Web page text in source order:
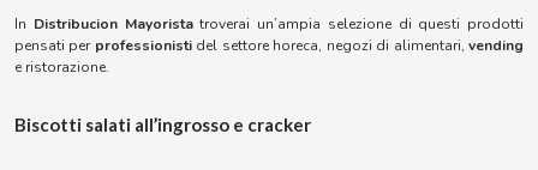
Succhi e smoothie
Snack salati
Torreznos all’ingrosso
Parafarmacia
Masturbatori
ADRIEN LASTIC
ALEDA
In Distribucion Mayoristatroverai un’ampia selezione di questi prodotti
pensati per professionistidel settore horeca, negozi di alimentari,vending
e ristorazione.
Biscotti salati all’ingrosso e cracker